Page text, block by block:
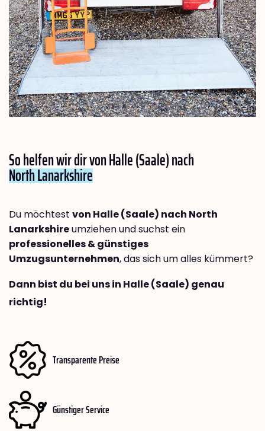
So helfen wir dir von Halle (Saale) nach
North Lanarkshire
Du möchtest von Halle (Saale) nach North
Lanarkshireumziehen und suchst ein
professionelles & günstiges
Umzugsunternehmen, das sich um alles kümmert?
Dann bist du bei uns in Halle (Saale) genau
richtig!
Transparente Preise
Günstiger Service